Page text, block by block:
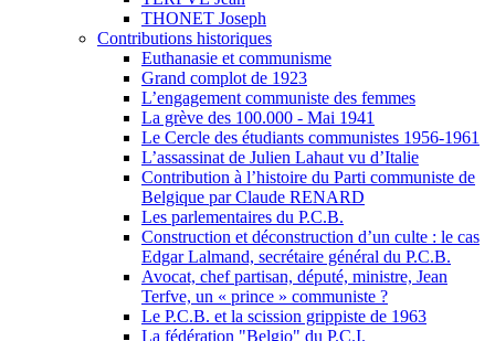
THONET Joseph
Contributions historiques
Euthanasie et communisme
Grand complot de 1923
L’engagement communiste des femmes
La grève des 100.000 - Mai 1941
Le Cercle des étudiants communistes 1956-1961
L’assassinat de Julien Lahaut vu d’Italie
Contribution à l’histoire du Parti communiste de
Belgique par Claude RENARD
Les parlementaires du P.C.B.
Construction et déconstruction d’un culte : le cas
Edgar Lalmand, secrétaire général du P.C.B.
Avocat, chef partisan, député, ministre, Jean
Terfve, un « prince » communiste ?
Le P.C.B. et la scission grippiste de 1963
La fédération "Belgio" du P.C.I.